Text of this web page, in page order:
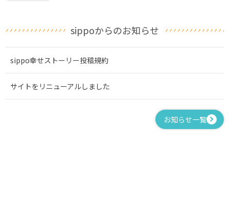
sippoからのお知らせ
sippo幸せストーリー投稿規約
サイトをリニューアルしました
お知らせ一覧